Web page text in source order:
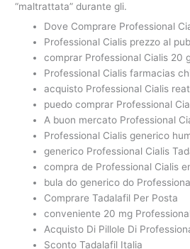
“maltrattata” durante gli.
Dove Comprare Professional
Professional Cialis prezzo al
comprar Professional Cialis 20
Professional Cialis farmacias
acquisto Professional Cialis
puedo comprar Professional
A buon mercato Professional
Professional Cialis generico
generico Professional Cialis
compra de Professional Cialis
bula do generico do
Comprare Tadalafil Per Posta
conveniente 20 mg
Acquisto Di Pillole Di
Sconto Tadalafil Italia